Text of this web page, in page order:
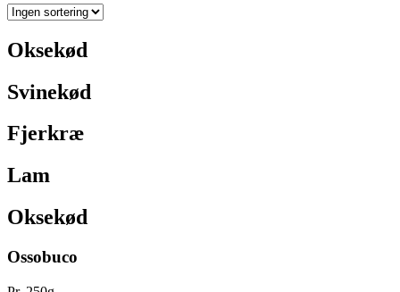
Oksekød
Svinekød
Fjerkræ
Lam
Oksekød
Ossobuco